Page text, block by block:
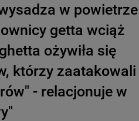
w powietrze
getta wciąż
ożywiła się
którzy zaatakowali
- relacjonuje w